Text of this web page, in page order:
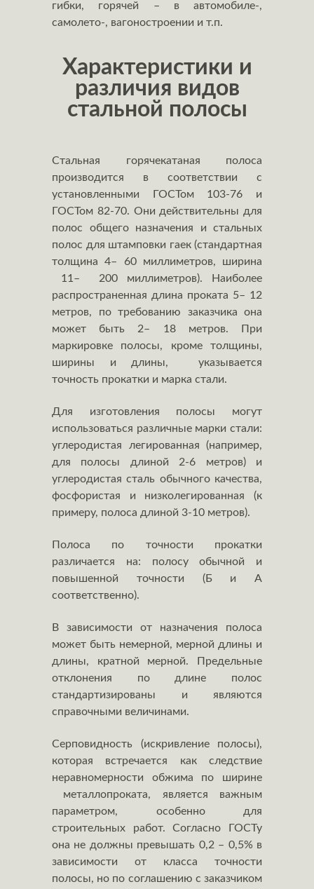
гибки, горячей – в автомобиле-,
самолето-, вагоностроении и т.п.
Характеристики и
различия видов
стальной полосы
Стальная горячекатаная полоса
производится в соответствии с
установленными ГОСТом 103-76 и
ГОСТом 82-70. Они действительны для
полос общего назначения и стальных
полос для штамповки гаек (стандартная
толщина 4– 60 миллиметров, ширина
11– 200 миллиметров). Наиболее
распространенная длина проката 5– 12
метров, по требованию заказчика она
может быть 2– 18 метров. При
маркировке полосы, кроме толщины,
ширины и длины, указывается
точность прокатки и марка стали.
Для изготовления полосы могут
использоваться различные марки стали:
углеродистая легированная (например,
для полосы длиной 2-6 метров) и
углеродистая сталь обычного качества,
фосфористая и низколегированная (к
примеру, полоса длиной 3-10 метров).
Полоса по точности прокатки
различается на: полосу обычной и
повышенной точности (Б и А
соответственно).
В зависимости от назначения полоса
может быть немерной, мерной длины и
длины, кратной мерной. Предельные
отклонения по длине полос
стандартизированы и являются
справочными величинами.
Серповидность (искривление полосы),
которая встречается как следствие
неравномерности обжима по ширине
металлопроката, является важным
параметром, особенно для
строительных работ. Согласно ГОСТу
она не должны превышать 0,2 – 0,5% в
зависимости от класса точности
полосы, но по соглашению с заказчиком